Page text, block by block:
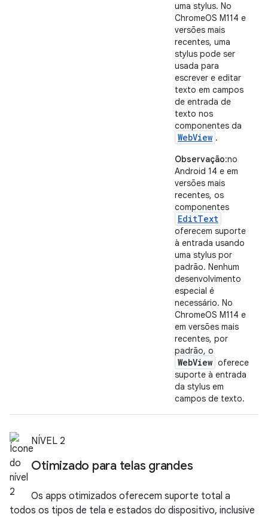
uma stylus. No
ChromeOS M114 e
versões mais
recentes, uma
stylus pode ser
usada para
escrever e editar
texto em campos
de entrada de
texto nos
componentes da
WebView .
Observação:no
Android 14 e em
versões mais
recentes, os
componentes
EditText
oferecem suporte
à entrada usando
uma stylus por
padrão. Nenhum
desenvolvimento
especial é
necessário. No
ChromeOS M114 e
em versões mais
recentes, por
padrão, o
WebView oferece
suporte à entrada
da stylus em
campos de texto.
NÍVEL 2
Otimizado para telas grandes
Os apps otimizados oferecem suporte total a
todos os tipos de tela e estados do dispositivo, inclusive